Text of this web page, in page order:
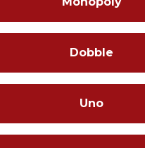
Dobble
Uno